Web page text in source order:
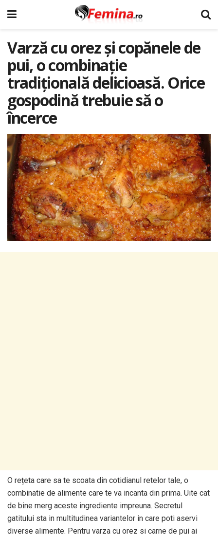
Varză cu orez și copănele de
pui, o combinație
tradițională delicioasă. Orice
gospodină trebuie să o
încerce
O rețeta care sa te scoata din cotidianul retelor tale, o
combinatie de alimente care te va incanta din prima. Uite cat
de bine merg aceste ingrediente impreuna. Secretul
gatitului sta in multitudinea variantelor in care poti aservi
diverse alimente. Pentru varza cu orez si carne de pui ai